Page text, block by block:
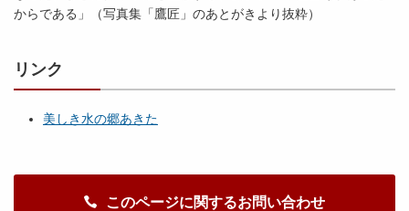
からである」（写真集「鷹匠」のあとがきより抜粋）
リンク
美しき水の郷あきた
このページに関するお問い合わせ